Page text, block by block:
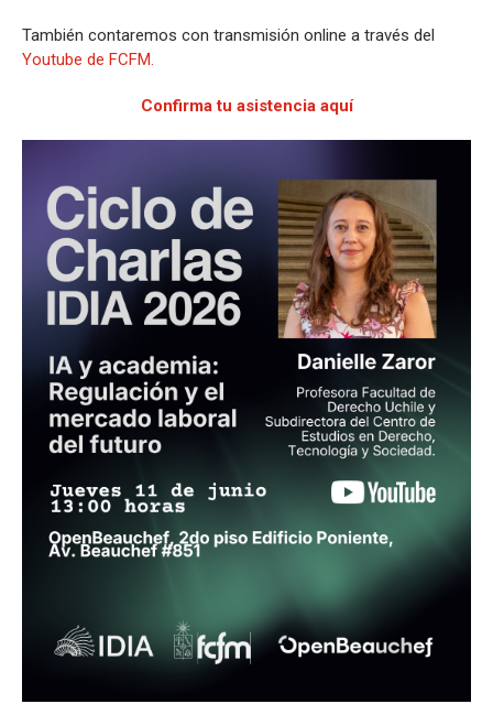
También contaremos con transmisión online a través del
Youtube de FCFM.
Confirma tu asistencia aquí